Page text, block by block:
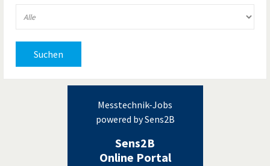
Suchen
Messtechnik-Jobs
powered by Sens2B
Sens2B
Online Portal